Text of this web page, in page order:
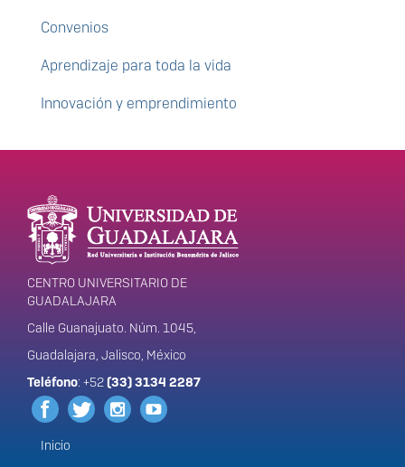
Convenios
Aprendizaje para toda la vida
Innovación y emprendimiento
Enlaces de interés
Información del
portal
CENTRO UNIVERSITARIO DE
GUADALAJARA
Calle Guanajuato. Núm. 1045,
Guadalajara, Jalisco, México
Teléfono: +52(33) 3134 2287
Menú
Inicio